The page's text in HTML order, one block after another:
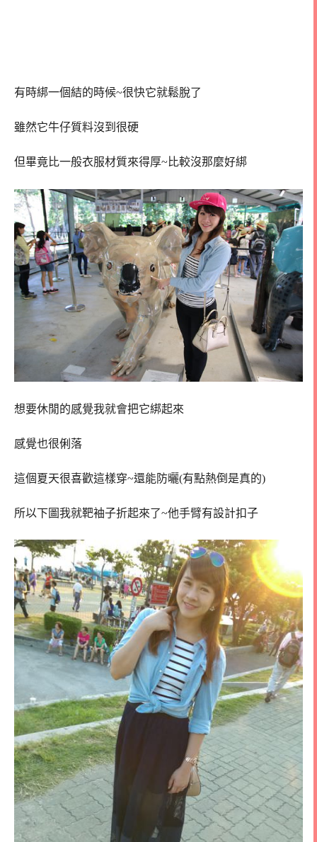
有時綁一個結的時候~很快它就鬆脫了
雖然它牛仔質料沒到很硬
但畢竟比一般衣服材質來得厚~比較沒那麼好綁
想要休閒的感覺我就會把它綁起來
感覺也很俐落
這個夏天很喜歡這樣穿~還能防曬(有點熱倒是真的)
所以下圖我就靶袖子折起來了~他手臂有設計扣子